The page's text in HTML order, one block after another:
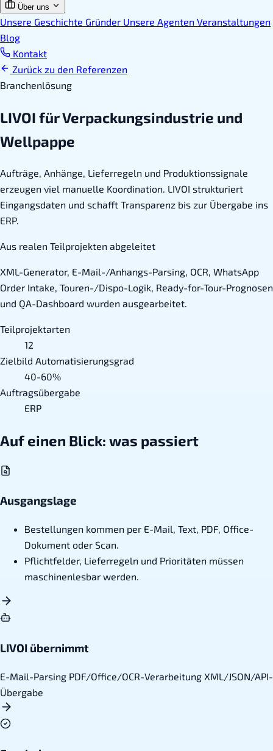
Über uns
Unsere Geschichte Gründer Unsere Agenten Veranstaltungen
Blog
Kontakt
Zurück zu den Referenzen
Branchenlösung
LIVOI für Verpackungsindustrie und
Wellpappe
Aufträge, Anhänge, Lieferregeln und Produktionssignale
erzeugen viel manuelle Koordination. LIVOI strukturiert
Eingangsdaten und schafft Transparenz bis zur Übergabe ins
ERP.
Aus realen Teilprojekten abgeleitet
XML-Generator, E-Mail-/Anhangs-Parsing, OCR, WhatsApp
Order Intake, Touren-/Dispo-Logik, Ready-for-Tour-Prognosen
und QA-Dashboard wurden ausgearbeitet.
Teilprojektarten
12
Zielbild Automatisierungsgrad
40-60%
Auftragsübergabe
ERP
Auf einen Blick: was passiert
Ausgangslage
Bestellungen kommen per E-Mail, Text, PDF, Office-
Dokument oder Scan.
Pflichtfelder, Lieferregeln und Prioritäten müssen
maschinenlesbar werden.
LIVOI übernimmt
E-Mail-Parsing PDF/Office/OCR-Verarbeitung XML/JSON/API-
Übergabe